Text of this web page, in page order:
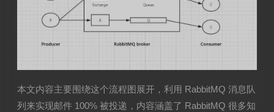
本文内容主要围绕这个流程图展开，利用 RabbitMQ 消息队
列来实现邮件 100% 被投递，内容涵盖了 RabbitMQ 很多知